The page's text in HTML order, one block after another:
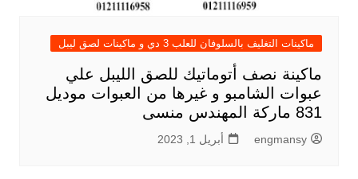
ماكينات التغليف بالسلوفان للعلب 3 دي و ماكينات لصق ليبل
ماكينة نصف أتوماتيك للصق الليبل علي
عبوات الشامبو و غيرها من العبوات موديل
831 ماركة المهندس منسى
engmansy أبريل 1, 2023